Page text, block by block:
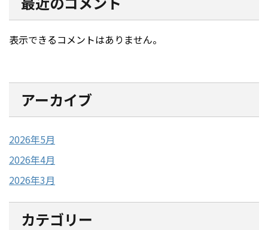
表示できるコメントはありません。
アーカイブ
2026年5月
2026年4月
2026年3月
カテゴリー